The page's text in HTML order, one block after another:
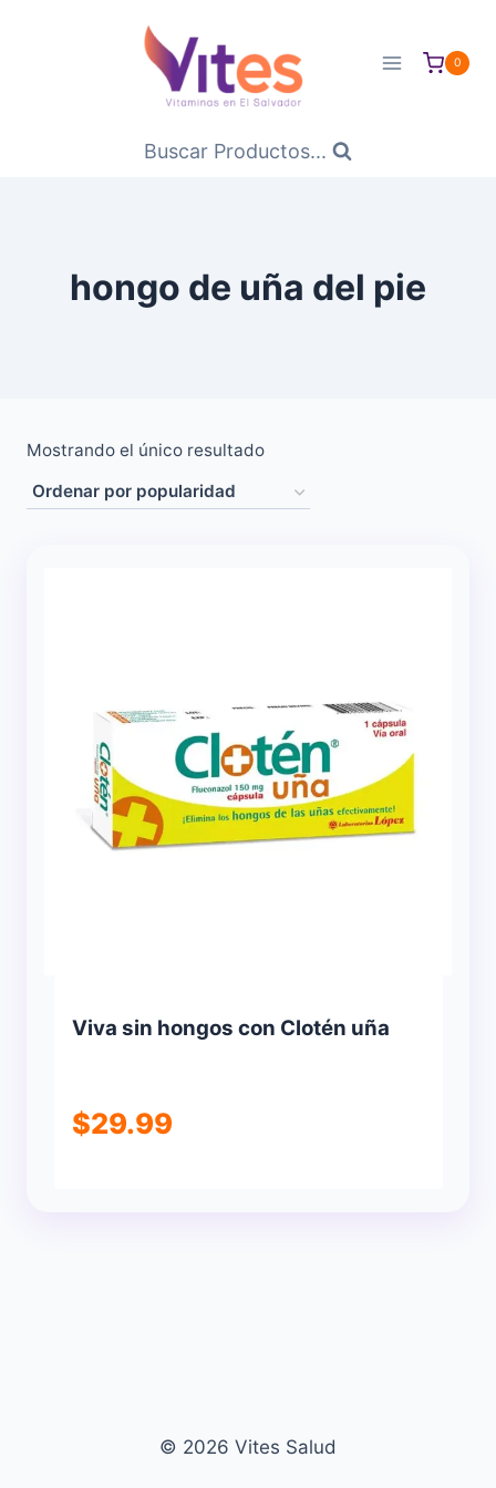
0
Buscar Productos...
hongo de uña del pie
Mostrando el único resultado
Viva sin hongos con Clotén uña
$29.99
© 2026 Vites Salud